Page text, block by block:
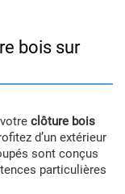
bois sur
clôture bois
d’un extérieur
sont conçus
particulières